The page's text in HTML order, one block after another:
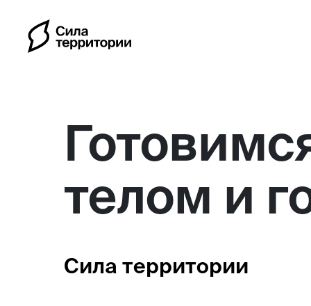
Календарь
Индивидуальные
телом и
Сила территории